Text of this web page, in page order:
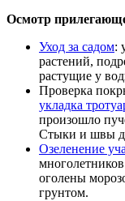
Осмотр
Уход за садом:
растений,
растущие у
Проверка
укладка
произошло
Стыки и швы
Озеленение
оголены
грунтом.